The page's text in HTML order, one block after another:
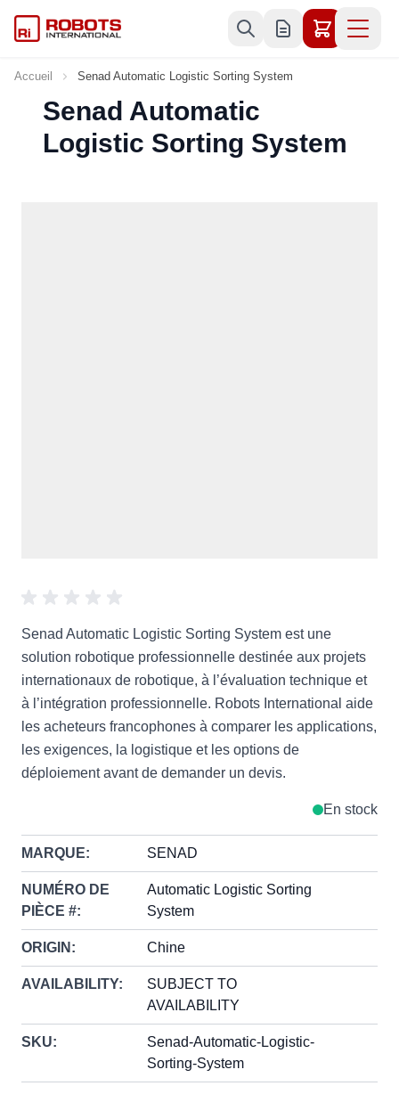
Accueil Senad Automatic Logistic Sorting System
Senad Automatic
Logistic Sorting System
Senad Automatic Logistic Sorting System est une
solution robotique professionnelle destinée aux projets
internationaux de robotique, à l’évaluation technique et
à l’intégration professionnelle. Robots International aide
les acheteurs francophones à comparer les applications,
les exigences, la logistique et les options de
déploiement avant de demander un devis.
En stock
MARQUE: SENAD
NUMÉRO DE
PIÈCE #:
Automatic Logistic Sorting
System
ORIGIN: Chine
AVAILABILITY:
SUBJECT TO
AVAILABILITY
SKU:
Senad-Automatic-Logistic-
Sorting-System